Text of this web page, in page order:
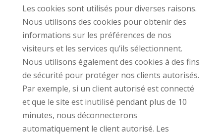
Les cookies sont utilisés pour diverses raisons.
Nous utilisons des cookies pour obtenir des
informations sur les préférences de nos
visiteurs et les services qu’ils sélectionnent.
Nous utilisons également des cookies à des fins
de sécurité pour protéger nos clients autorisés.
Par exemple, si un client autorisé est connecté
et que le site est inutilisé pendant plus de 10
minutes, nous déconnecterons
automatiquement le client autorisé. Les